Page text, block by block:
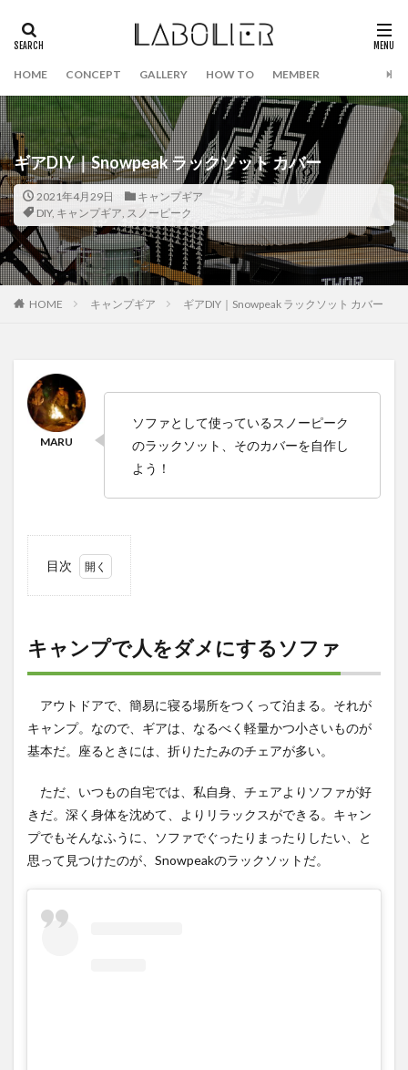
HOME CONCEPT GALLERY HOW TO MEMBER
ギアDIY｜Snowpeak ラックソット カバー
2021年4月29日
キャンプギア
DIY, キャンプギア, スノーピーク
HOME キャンプギア ギアDIY｜Snowpeak ラックソット カバー
ソファとして使っているスノーピーク
のラックソット、そのカバーを自作し
よう！
目次
で人
をダ
メに
ソフ
2
ァカ
バー
の悩
み
3
バー
のＤ
キャンプで人をダメにするソファ
アウトドアで、簡易に寝る場所をつくって泊まる。それが
キャンプ。なので、ギアは、なるべく軽量かつ小さいものが
基本だ。座るときには、折りたたみのチェアが多い。
ただ、いつもの自宅では、私自身、チェアよりソファが好
きだ。深く身体を沈めて、よりリラックスができる。キャン
プでもそんなふうに、ソファでぐったりまったりしたい、と
思って見つけたのが、Snowpeakのラックソットだ。